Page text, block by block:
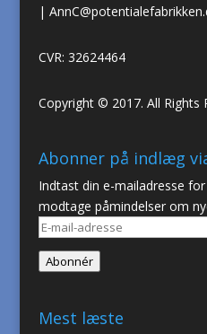
|
CVR: 32624464
Copyright © 2017. All Rights
Abonner på indlæg
Indtast din e-mailadresse
modtage påmindelser om
E-
mail-
adresse
Abonnér
Mest læste